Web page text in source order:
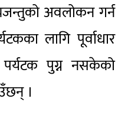
अवलोकन गर्न
लागि पूर्वाधार
पर्यटक पुग्न नसकेको
।